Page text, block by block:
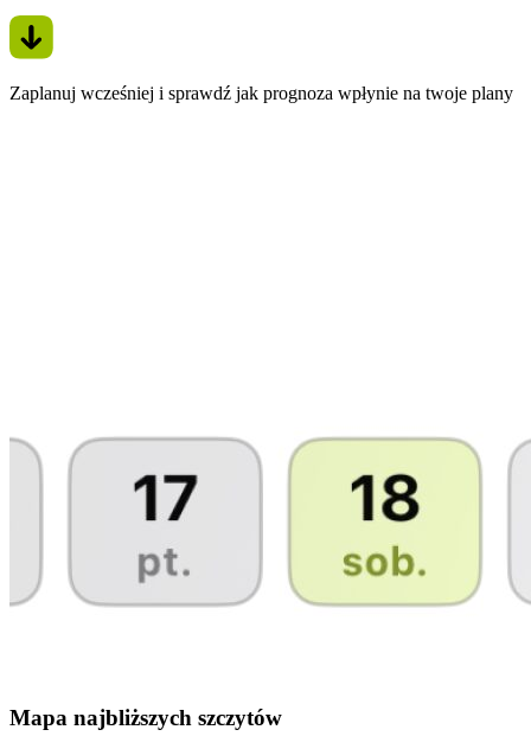
Zaplanuj wcześniej i sprawdź jak prognoza wpłynie na twoje plany
Mapa najbliższych szczytów